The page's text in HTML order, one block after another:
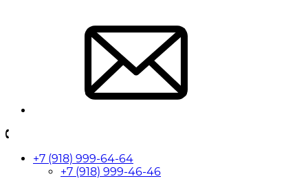
+7 (918) 999-64-64
+7 (918) 999-46-46